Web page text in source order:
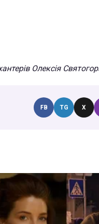
Олексія
FB TG X